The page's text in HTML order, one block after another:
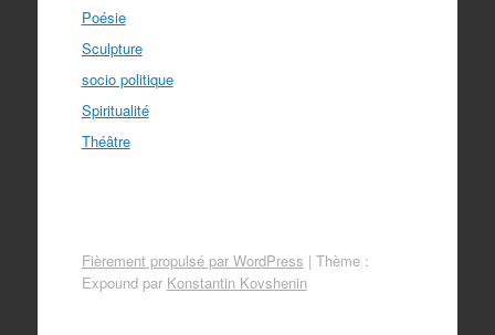
Poésie
Sculpture
socio politique
Spiritualité
Théâtre
Fièrement propulsé par WordPress | Thème :
Expound par Konstantin Kovshenin